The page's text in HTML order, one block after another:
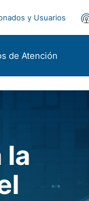
y Usuarios
de Atención
la